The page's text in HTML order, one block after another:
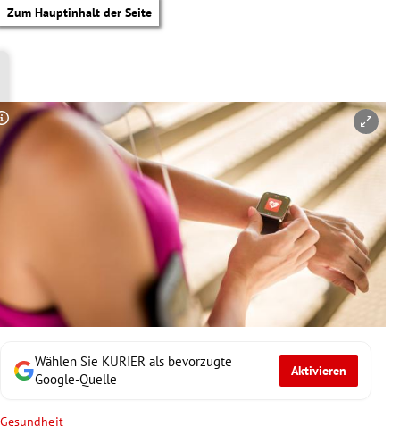
Zum Hauptinhalt der Seite
Untermenü
Untermenü
Wählen Sie KURIER als bevorzugte
Google-Quelle
Aktivieren
Gesundheit
Copyright-Hinweis öffnen/schließen